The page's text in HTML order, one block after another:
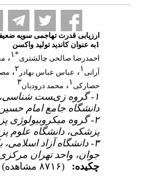
ارزیابی قدرت تهاجمی سویه
1به عنوان کاندید تولید واکسن
احمدرضا صالحی چالشتری*۱ ،
آرانی۱ ، عباس عباس بهادر ۲،
حصارکی۱ ، محمد درودیان۳
۱- ﮔﺮوه زیﺴﺖ ﺷﻨﺎﺳﯽ،
داﻧﺸﮕﺎه ﺟﺎﻣﻊ اﻣﺎم
۲- ﮔﺮوه ﻣﯿﮑﺮوﺑﯿﻮﻟﻮژی
ﭘﺰﺷﮑﯽ، داﻧﺸﮕﺎه ﻋﻠﻮم
۳- داﻧﺸﮕﺎه آزاد
ﺟﻮان، واﺣﺪ ﺗﻬﺮان
چکیده:
(۸۷۱۶ مشاهده)